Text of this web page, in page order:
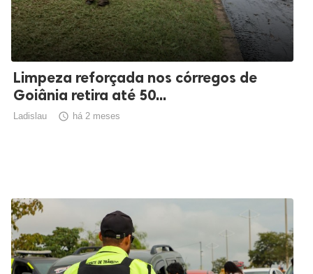
Limpeza reforçada nos córregos de
Goiânia retira até 50...
Ladislau  há 2 meses